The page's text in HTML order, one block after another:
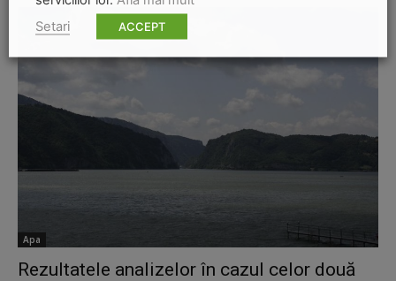
Apa
Rezultatele analizelor în cazul celor două
Setari
ACCEPT